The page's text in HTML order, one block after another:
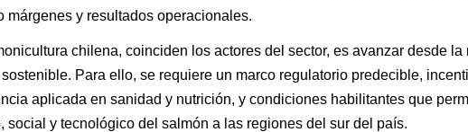
márgenes y resultados operacionales.
chilena, coinciden los actores del sector, es avanzar desde
Para ello, se requiere un marco regulatorio predecible,
aplicada en sanidad y nutrición, y condiciones habilitantes que
social y tecnológico del salmón a las regiones del sur del país.